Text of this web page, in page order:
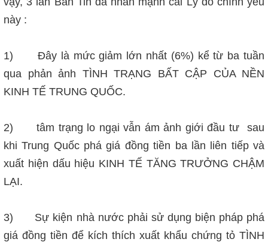
này :
1) Đây là mức giảm lớn nhất (6%) kể từ ba tuần
qua phản ảnh TÌNH TRẠNG BẤT CẬP CỦA NỀN
KINH TẾ TRUNG QUỐC.
2) tâm trạng lo ngại vẫn ám ảnh giới đầu tư sau
khi Trung Quốc phá giá đồng tiền ba lần liên tiếp và
xuất hiện dấu hiệu KINH TẾ TĂNG TRƯỞNG CHẬM
LẠI.
3) Sự kiện nhà nước phải sử dụng biện pháp phá
giá đồng tiền để kích thích xuất khẩu chứng tỏ TÌNH